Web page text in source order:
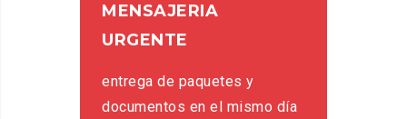
MENSAJERIA
URGENTE
entrega de paquetes y
documentos en el mismo día